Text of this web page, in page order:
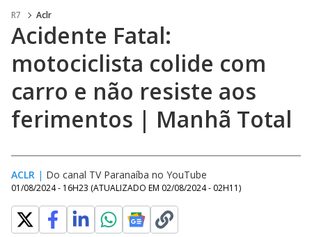
R7 Aclr
Acidente Fatal:
motociclista colide com
carro e não resiste aos
ferimentos | Manhã Total
ACLR | Do canal TV Paranaíba no YouTube
01/08/2024 - 16H23 (ATUALIZADO EM 02/08/2024 - 02H11)